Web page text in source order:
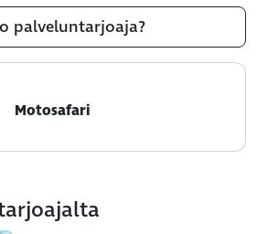
palveluntarjoaja?
Motosafari